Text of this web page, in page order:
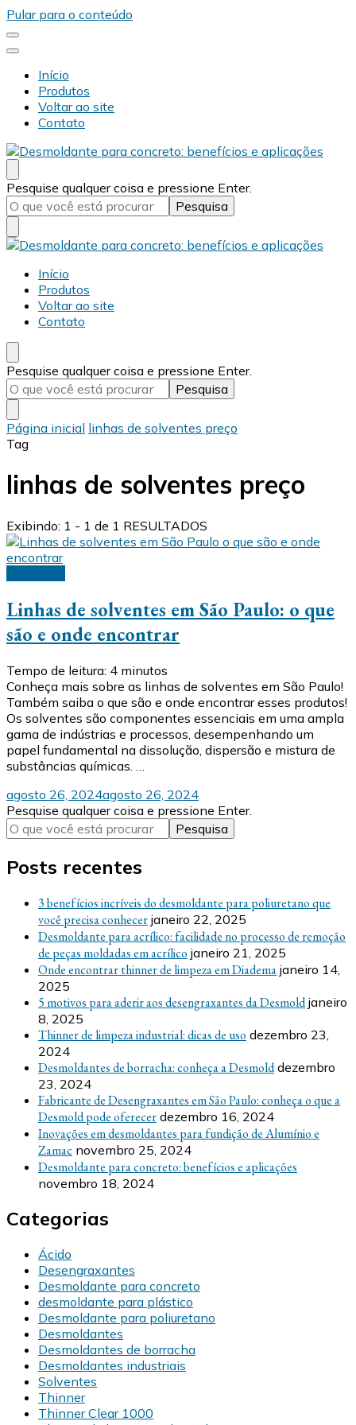
Pular para o conteúdo
Início
Produtos
Voltar ao site
Contato
Desmold
Blog Desmold
Procurando
algo?
Pesquise qualquer coisa e pressione Enter.
Desmold
Blog Desmold
Início
Produtos
Voltar ao site
Contato
Procurando
algo?
Pesquise qualquer coisa e pressione Enter.
Página inicial linhas de solventes preço
Tag
linhas de solventes preço
Exibindo: 1 - 1 de 1 RESULTADOS
Linhas de solventes em São Paulo: o que
são e onde encontrar
Tempo de leitura: 4 minutos
Conheça mais sobre as linhas de solventes em São Paulo!
Também saiba o que são e onde encontrar esses produtos!
Os solventes são componentes essenciais em uma ampla
gama de indústrias e processos, desempenhando um
papel fundamental na dissolução, dispersão e mistura de
substâncias químicas. …
agosto 26, 2024agosto 26, 2024
Procurando
algo?
Pesquise qualquer coisa e pressione Enter.
Posts recentes
3 benefícios incríveis do desmoldante para poliuretano que
você precisa conhecer janeiro 22, 2025
Desmoldante para acrílico: facilidade no processo de remoção
de peças moldadas em acrílico janeiro 21, 2025
Onde encontrar thinner de limpeza em Diadema janeiro 14,
2025
5 motivos para aderir aos desengraxantes da Desmold janeiro
8, 2025
Thinner de limpeza industrial: dicas de uso dezembro 23,
2024
Desmoldantes de borracha: conheça a Desmold dezembro
23, 2024
Fabricante de Desengraxantes em São Paulo: conheça o que a
Desmold pode oferecer dezembro 16, 2024
Inovações em desmoldantes para fundição de Alumínio e
Zamac novembro 25, 2024
Desmoldante para concreto: benefícios e aplicações
novembro 18, 2024
Categorias
Ácido
Desengraxantes
Desmoldante para concreto
desmoldante para plástico
Desmoldante para poliuretano
Desmoldantes
Desmoldantes de borracha
Desmoldantes industriais
Solventes
Thinner
Thinner Clear 1000